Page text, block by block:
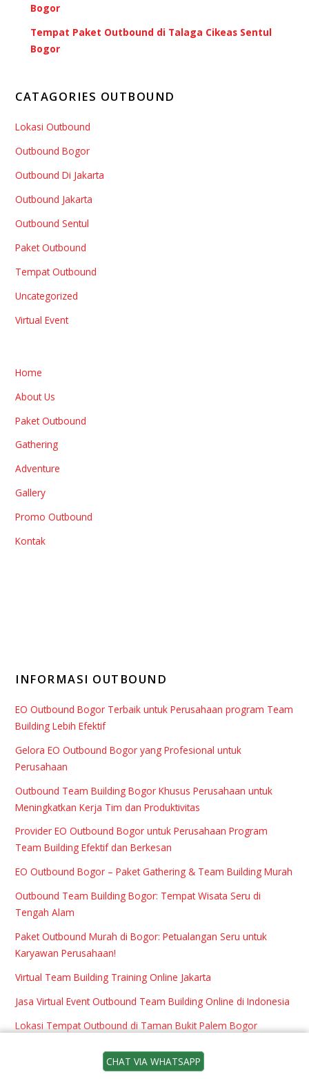
Bogor
Tempat Paket Outbound di Talaga Cikeas Sentul
Bogor
CATAGORIES OUTBOUND
Lokasi Outbound
Outbound Bogor
Outbound Di Jakarta
Outbound Jakarta
Outbound Sentul
Paket Outbound
Tempat Outbound
Uncategorized
Virtual Event
Home
About Us
Paket Outbound
Gathering
Adventure
Gallery
Promo Outbound
Kontak
INFORMASI OUTBOUND
EO Outbound Bogor Terbaik untuk Perusahaan program Team
Building Lebih Efektif
Gelora EO Outbound Bogor yang Profesional untuk
Perusahaan
Outbound Team Building Bogor Khusus Perusahaan untuk
Meningkatkan Kerja Tim dan Produktivitas
Provider EO Outbound Bogor untuk Perusahaan Program
Team Building Efektif dan Berkesan
EO Outbound Bogor – Paket Gathering & Team Building Murah
Outbound Team Building Bogor: Tempat Wisata Seru di
Tengah Alam
Paket Outbound Murah di Bogor: Petualangan Seru untuk
Karyawan Perusahaan!
Virtual Team Building Training Online Jakarta
Jasa Virtual Event Outbound Team Building Online di Indonesia
Lokasi Tempat Outbound di Taman Bukit Palem Bogor
Tempat Paket Outbound di Richie the Farmer Cotage Sentul
CHAT VIA WHATSAPP